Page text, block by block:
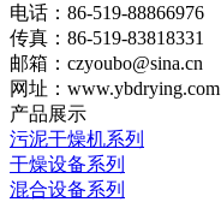
电话：86-519-88866976
传真：86-519-83818331
邮箱：czyoubo@sina.cn
网址：www.ybdrying.com
产品展示
污泥干燥机系列
干燥设备系列
混合设备系列